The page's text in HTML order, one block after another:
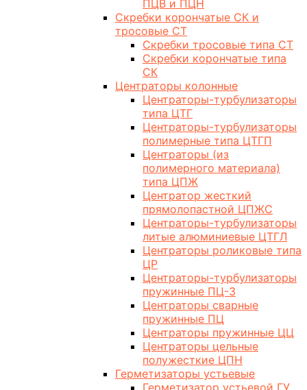
ПЦВ и ПЦН
Скребки корончатые СК и
тросовые СТ
Скребки тросовые типа СТ
Скребки корончатые типа
СК
Центраторы колонные
Центраторы-турбулизаторы
типа ЦТГ
Центраторы-турбулизаторы
полимерные типа ЦТГП
Центраторы (из
полимерного материала)
типа ЦПЖ
Центратор жесткий
прямолопастной ЦПЖС
Центраторы-турбулизаторы
литые алюминиевые ЦТГЛ
Центраторы роликовые типа
ЦР
Центраторы-турбулизаторы
пружинные ПЦ-3
Центраторы сварные
пружинные ПЦ
Центраторы пружинные ЦЦ
Центраторы цельные
полужесткие ЦПН
Герметизаторы устьевые